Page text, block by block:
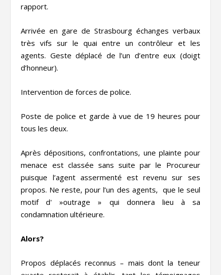
rapport.
Arrivée en gare de Strasbourg échanges verbaux
très vifs sur le quai entre un contrôleur et les
agents. Geste déplacé de l’un d’entre eux (doigt
d’honneur).
Intervention de forces de police.
Poste de police et garde à vue de 19 heures pour
tous les deux.
Après dépositions, confrontations, une plainte pour
menace est classée sans suite par le Procureur
puisque l’agent assermenté est revenu sur ses
propos. Ne reste, pour l’un des agents, que le seul
motif d' »outrage » qui donnera lieu à sa
condamnation ultérieure.
Alors?
Propos déplacés reconnus – mais dont la teneur